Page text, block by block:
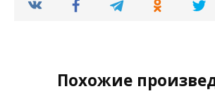
Похожие